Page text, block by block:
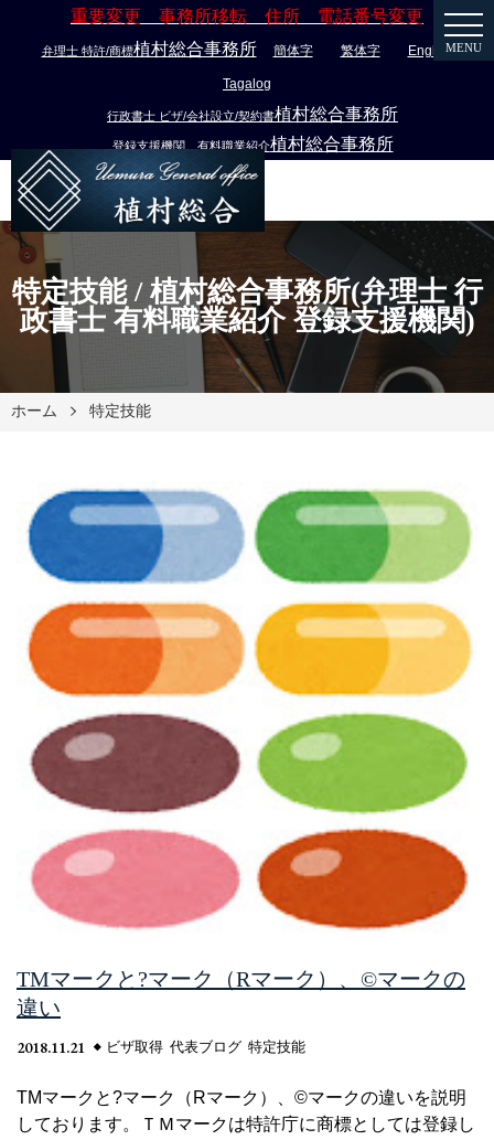
重要変更 事務所移転 住所 電話番号変更
弁理士 特許/商標植村総合事務所 簡体字 繁体字 English
Tagalog
行政書士 ビザ/会社設立/契約書植村総合事務所
登録支援機関 有料職業紹介植村総合事務所
MENU
特定技能 / 植村総合事務所(弁理士 行
政書士 有料職業紹介 登録支援機関)
ホーム 特定技能
TMマークと?マーク（Rマーク）、©マークの
違い
2018.11.21 ビザ取得 代表ブログ 特定技能
TMマークと?マーク（Rマーク）、©マークの違いを説明
しております。ＴＭマークは特許庁に商標としては登録し